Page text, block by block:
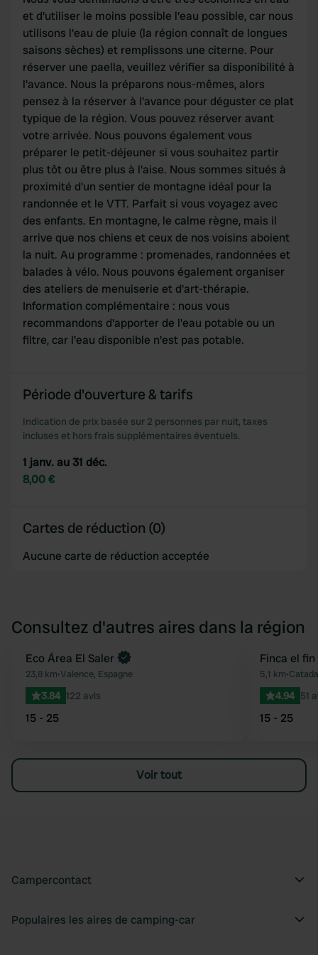
of their services.
et d'utiliser le moins possible l'eau possible, car nous
utilisons l'eau de pluie (la région connaît de longues
saisons sèches) et remplissons une citerne. Pour
réserver une paella, veuillez vérifier sa disponibilité à
l'avance. Nous la préparons nous-mêmes, alors
pensez à la réserver à l'avance pour déguster ce plat
typique de la région. Vous pouvez réserver avant
votre arrivée. Nous pouvons également vous
préparer le petit-déjeuner si vous souhaitez partir
plus tôt ou être plus à l'aise. Nous sommes situés à
proximité d'un sentier de montagne idéal pour la
randonnée et le VTT. Parfait si vous voyagez avec
des enfants. En montagne, le calme règne, mais il
arrive que nos chiens et ceux de nos voisins aboient
la nuit. Au programme : promenades, randonnées et
balades à vélo. Nous pouvons également organiser
des ateliers de menuiserie et d'art-thérapie.
Information complémentaire : nous vous
recommandons d'apporter de l'eau potable ou un
filtre, car l'eau disponible n'est pas potable.
Période d'ouverture & tarifs
Indication de prix basée sur 2 personnes par nuit, taxes
incluses et hors frais supplémentaires éventuels.
1 janv. au 31 déc.
8,00 €
Cartes de réduction (0)
Aucune carte de réduction acceptée
Consultez d'autres aires dans la région
Préféré
Eco Área El Saler
23,8 km•Valence, Espagne
3.84 122 avis
15 - 25
Finca el
5,1 km•
4.94 51
15 - 25
Voir tout
Campercontact
Populaires les aires de camping-car